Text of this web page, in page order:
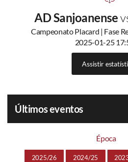
AD Sanjoanense
Campeonato Placard | Fase
2025-01-25
Assistir
Últimos eventos
Época
2025/26 2024/25